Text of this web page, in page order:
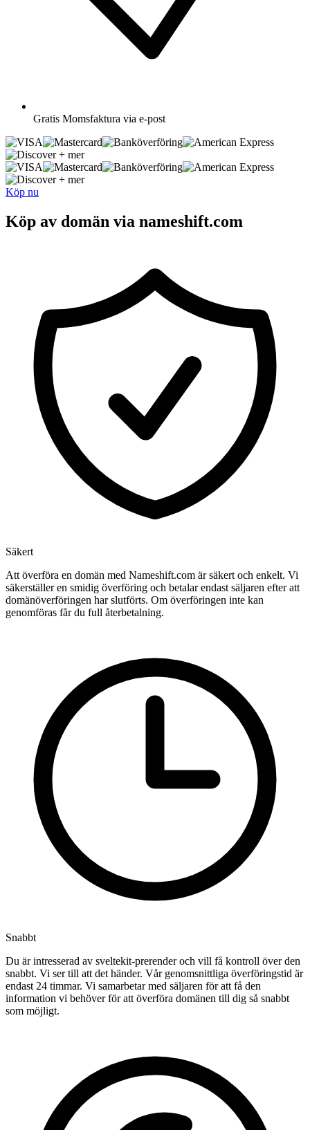
Gratis Momsfaktura via e-post
+ mer
+ mer
Köp nu
Köp av domän via nameshift.com
Säkert
Att överföra en domän med Nameshift.com är säkert och enkelt. Vi
säkerställer en smidig överföring och betalar endast säljaren efter att
domänöverföringen har slutförts. Om överföringen inte kan
genomföras får du full återbetalning.
Snabbt
Du är intresserad av sveltekit-prerender och vill få kontroll över den
snabbt. Vi ser till att det händer. Vår genomsnittliga överföringstid är
endast 24 timmar. Vi samarbetar med säljaren för att få den
information vi behöver för att överföra domänen till dig så snabbt
som möjligt.